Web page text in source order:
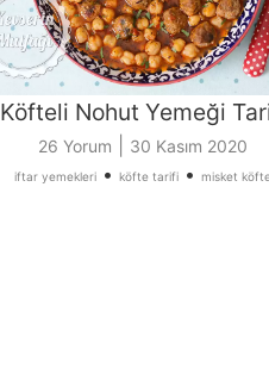
Köfteli Nohut Yemeği
26 Yorum 30 Kasım 2020
iftar yemekleri • köfte tarifi • misket